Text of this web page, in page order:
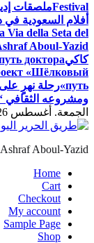
Festivalملصقات
أفلام السعودية في دورته الـ12: حضورٌ
Via della Seta del
Aboul-Yazid
كاكيдоктора
«Шёлковый
путь» رحلة نهرٍ
ومشروعه الثقافي
الجمعة. أغسطس 7th, 2026
Aboul-Yazid
Home
Cart
Checkout
My account
Sample Page
Shop